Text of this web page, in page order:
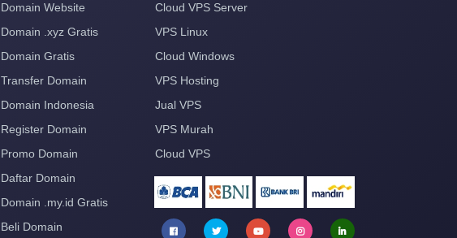
Domain Website
Domain .xyz Gratis
Domain Gratis
Transfer Domain
Domain Indonesia
Register Domain
Promo Domain
Daftar Domain
Domain .my.id Gratis
Beli Domain
Cloud VPS Server
VPS Linux
Cloud Windows
VPS Hosting
Jual VPS
VPS Murah
Cloud VPS